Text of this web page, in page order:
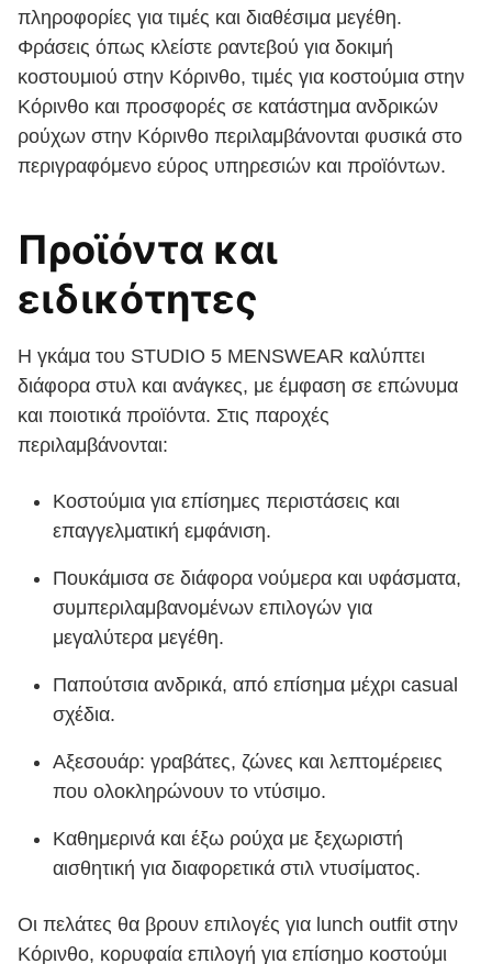
πληροφορίες για τιμές και διαθέσιμα μεγέθη.
Φράσεις όπως κλείστε ραντεβού για δοκιμή
κοστουμιού στην Κόρινθο, τιμές για κοστούμια στην
Κόρινθο και προσφορές σε κατάστημα ανδρικών
ρούχων στην Κόρινθο περιλαμβάνονται φυσικά στο
περιγραφόμενο εύρος υπηρεσιών και προϊόντων.
Προϊόντα και
ειδικότητες
Η γκάμα του STUDIO 5 MENSWEAR καλύπτει
διάφορα στυλ και ανάγκες, με έμφαση σε επώνυμα
και ποιοτικά προϊόντα. Στις παροχές
περιλαμβάνονται:
Κοστούμια για επίσημες περιστάσεις και
επαγγελματική εμφάνιση.
Πουκάμισα σε διάφορα νούμερα και υφάσματα,
συμπεριλαμβανομένων επιλογών για
μεγαλύτερα μεγέθη.
Παπούτσια ανδρικά, από επίσημα μέχρι casual
σχέδια.
Αξεσουάρ: γραβάτες, ζώνες και λεπτομέρειες
που ολοκληρώνουν το ντύσιμο.
Καθημερινά και έξω ρούχα με ξεχωριστή
αισθητική για διαφορετικά στιλ ντυσίματος.
Οι πελάτες θα βρουν επιλογές για lunch outfit στην
Κόρινθο, κορυφαία επιλογή για επίσημο κοστούμι